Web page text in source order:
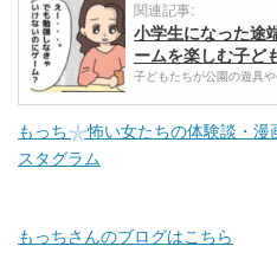
関連記事:
小学生になった途
ームを楽しむ子ど
子どもたちが公園の遊具
もっち𓇼怖い女たちの体験談・漫
スタグラム
もっちさんのブログはこちら